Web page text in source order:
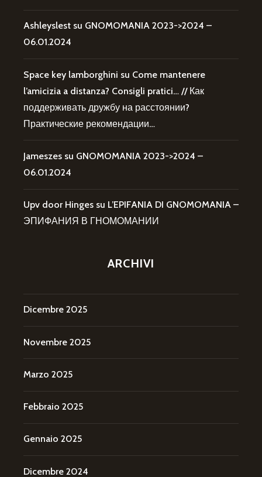
Ashleyslest su GNOMOMANIA 2023->2024 –
06.01.2024
Space key lamborghini su Come mantenere
l’amicizia a distanza? Consigli pratici… // Как
поддерживать дружбу на расстоянии?
Практические рекомендации…
Jameszes su GNOMOMANIA 2023->2024 –
06.01.2024
Upv door Hinges su L’EPIFANIA DI GNOMOMANIA –
ЭПИФАНИЯ В ГНОМОМАНИИ
ARCHIVI
Dicembre 2025
Novembre 2025
Marzo 2025
Febbraio 2025
Gennaio 2025
Dicembre 2024